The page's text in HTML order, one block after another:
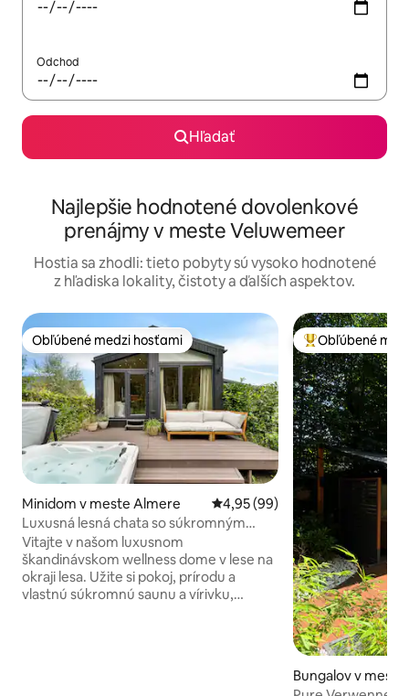
Odchod
Hľadať
Najlepšie hodnotené dovolenkové
prenájmy v meste Veluwemeer
Hostia sa zhodli: tieto pobyty sú vysoko hodnotené
z hľadiska lokality, čistoty a ďalších aspektov.
Obľúbené medzi hosťami
Obľúbené medzi hosťami
Minidom v meste Almere Priemerné ohodnotenie 4,95
4,95 (99)
Luxusná lesná chata so súkromným
vírivkou, saunou a klimatizáciou
Vitajte v našom luxusnom
škandinávskom wellness dome v lese na
okraji lesa. Užite si pokoj, prírodu a
vlastnú súkromnú saunu a vírivku,
Najobľúbenejšie
Obľúbené
Bungalov v